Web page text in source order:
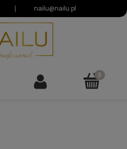
| nailu@nailu.pl